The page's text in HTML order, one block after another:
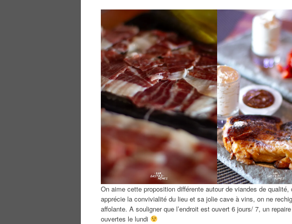
On aime cette proposition différente autour de viandes de
apprécie la convivialité du lieu et sa jolie cave à vins, on ne
affolante. A souligner que l’endroit est ouvert 6 jours/ 7, un
ouvertes le lundi